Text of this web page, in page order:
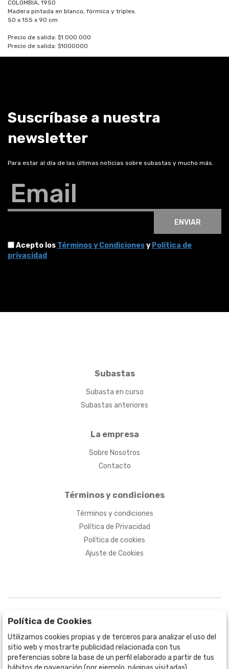
COLOMBIA, 1950
Madera pintada en blanco, fórmica y triplex.
50 x 155 x 90 cm
Precio de salida: $1.000.000
Precio de salida: $1000000
Suscríbase a nuestra
newsletter
Para estar al día de las últimas noticias sobre subastas y mucho más.
Email
ENVIAR
Acepto los Términos y Condicionesy Política de
privacidad
Subastas
Subasta en curso
Subastas anteriores
La empresa
Sobre Nosotros
Contacto
Términos y condiciones
Términos y condiciones
Política de Privacidad
Política de cookies
Ajuste de Cookies
BOGOTÁ
CALLE 70 # 10a - 59 BOGOTÁ, CO
Política de Cookies
Utilizamos cookies propias y de terceros para analizar el uso del
sitio web y mostrarte publicidad relacionada con tus
preferencias sobre la base de un perfil elaborado a partir de tus